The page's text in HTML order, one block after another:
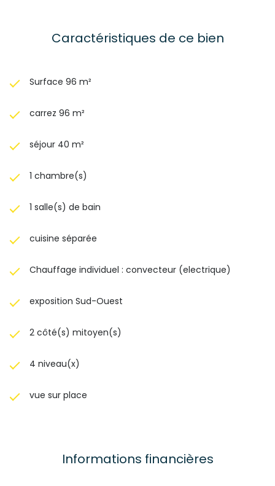
Caractéristiques de ce bien
Surface 96 m²
carrez 96 m²
séjour 40 m²
1 chambre(s)
1 salle(s) de bain
cuisine séparée
Chauffage individuel : convecteur (electrique)
exposition Sud-Ouest
2 côté(s) mitoyen(s)
4 niveau(x)
vue sur place
Informations financières